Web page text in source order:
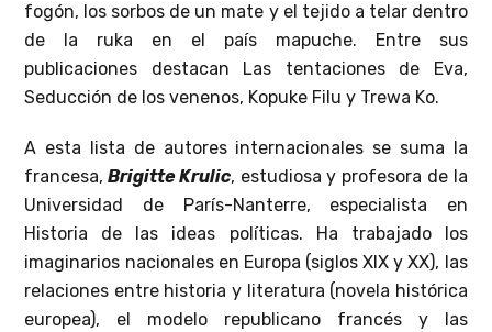
fogón, los sorbos de un mate y el tejido a telar dentro
de la ruka en el país mapuche. Entre sus
publicaciones destacan Las tentaciones de Eva,
Seducción de los venenos, Kopuke Filu y Trewa Ko.
A esta lista de autores internacionales se suma la
francesa, Brigitte Krulic, estudiosa y profesora de la
Universidad de París-Nanterre, especialista en
Historia de las ideas políticas. Ha trabajado los
imaginarios nacionales en Europa (siglos XIX y XX), las
relaciones entre historia y literatura (novela histórica
europea), el modelo republicano francés y las